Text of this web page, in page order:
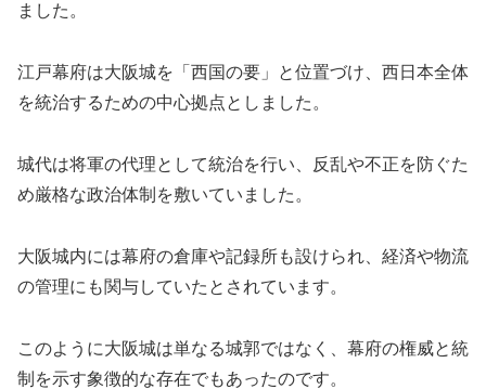
ました。
江戸幕府は大阪城を「西国の要」と位置づけ、西日本全体
を統治するための中心拠点としました。
城代は将軍の代理として統治を行い、反乱や不正を防ぐた
め厳格な政治体制を敷いていました。
大阪城内には幕府の倉庫や記録所も設けられ、経済や物流
の管理にも関与していたとされています。
このように大阪城は単なる城郭ではなく、幕府の権威と統
制を示す象徴的な存在でもあったのです。